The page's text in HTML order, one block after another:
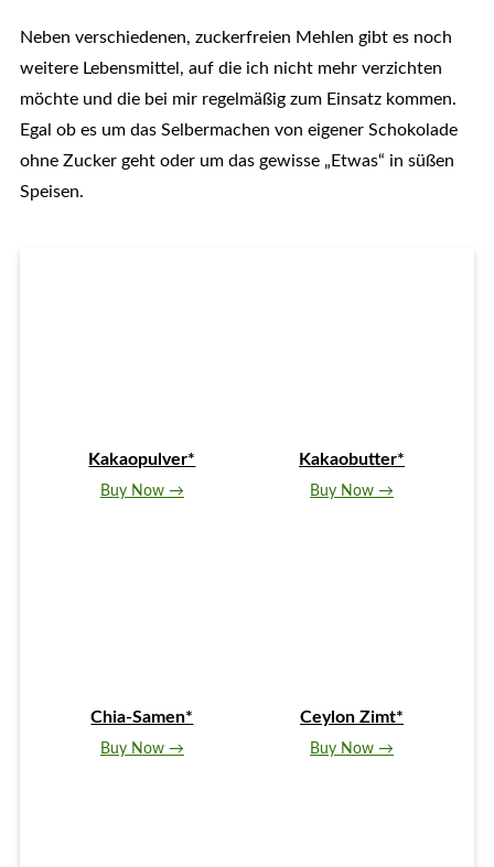
Neben verschiedenen, zuckerfreien Mehlen gibt es noch
weitere Lebensmittel, auf die ich nicht mehr verzichten
möchte und die bei mir regelmäßig zum Einsatz kommen.
Egal ob es um das Selbermachen von eigener Schokolade
ohne Zucker geht oder um das gewisse „Etwas“ in süßen
Speisen.
Kakaopulver*
Buy Now →
Kakaobutter*
Buy Now →
Chia-Samen*
Buy Now →
Ceylon Zimt*
Buy Now →